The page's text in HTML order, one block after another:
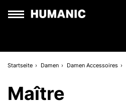
Startseite Damen Damen Accessoires
Maître